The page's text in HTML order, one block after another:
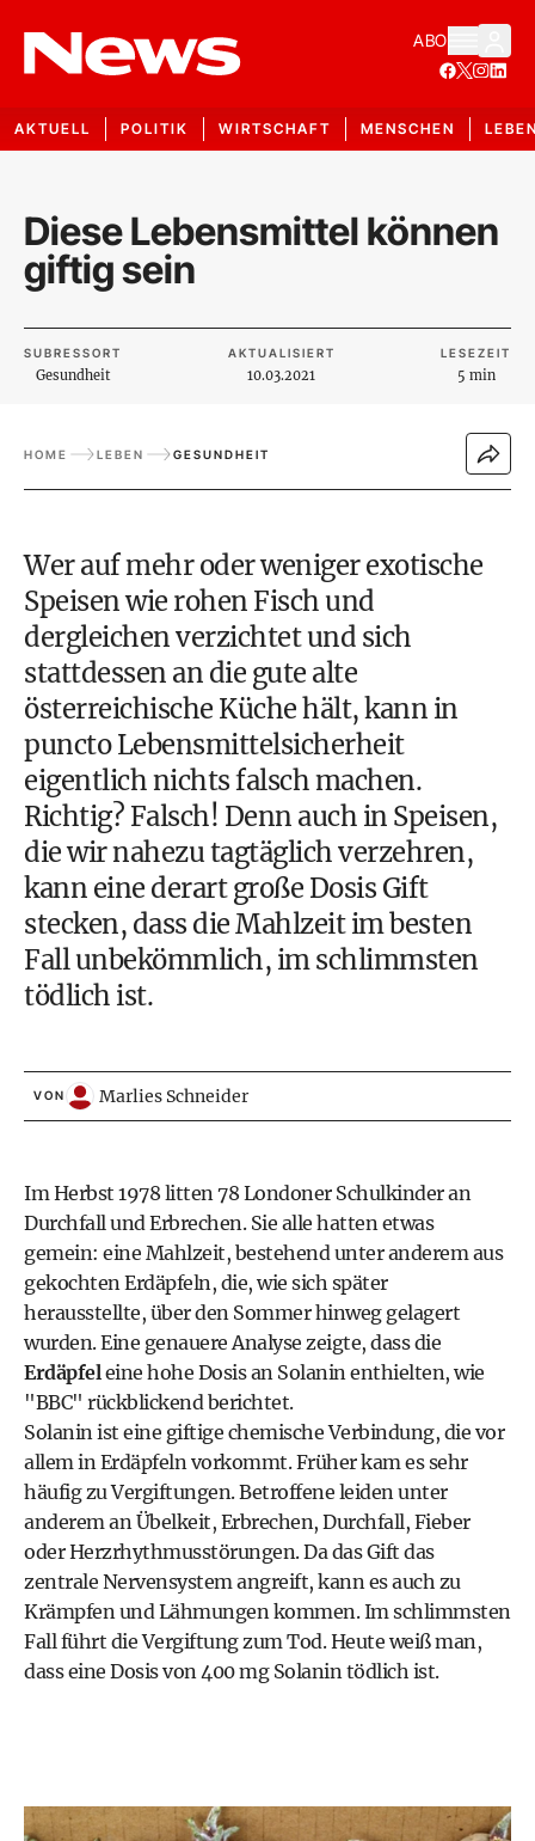
ABO
AKTUELL POLITIK WIRTSCHAFT MENSCHEN
Diese Lebensmittel können
giftig sein
SUBRESSORT
Gesundheit
AKTUALISIERT
10.03.2021
LESEZEIT
5 min
HOME LEBEN GESUNDHEIT
Wer auf mehr oder weniger exotische
Speisen wie rohen Fisch und
dergleichen verzichtet und sich
stattdessen an die gute alte
österreichische Küche hält, kann in
puncto Lebensmittelsicherheit
eigentlich nichts falsch machen.
Richtig? Falsch! Denn auch in Speisen,
die wir nahezu tagtäglich verzehren,
kann eine derart große Dosis Gift
stecken, dass die Mahlzeit im besten
Fall unbekömmlich, im schlimmsten
tödlich ist.
VON Marlies Schneider
Im Herbst 1978 litten 78 Londoner Schulkinder an
Durchfall und Erbrechen. Sie alle hatten etwas
gemein: eine Mahlzeit, bestehend unter anderem aus
gekochten Erdäpfeln, die, wie sich später
herausstellte, über den Sommer hinweg gelagert
wurden. Eine genauere Analyse zeigte, dass die
Erdäpfeleine hohe Dosis an Solanin enthielten, wie
"BBC" rückblickend berichtet.
Solanin ist eine giftige chemische Verbindung, die vor
allem in Erdäpfeln vorkommt. Früher kam es sehr
häufig zu Vergiftungen. Betroffene leiden unter
anderem an Übelkeit, Erbrechen, Durchfall, Fieber
oder Herzrhythmusstörungen. Da das Gift das
zentrale Nervensystem angreift, kann es auch zu
Krämpfen und Lähmungen kommen. Im schlimmsten
Fall führt die Vergiftung zum Tod. Heute weiß man,
dass eine Dosis von 400 mg Solanin tödlich ist.